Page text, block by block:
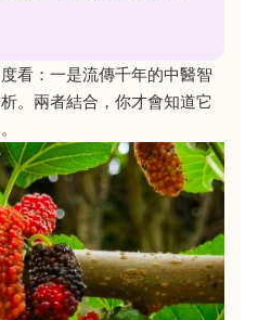
看：一是流傳千年的中醫智
。兩者結合，你才會知道它